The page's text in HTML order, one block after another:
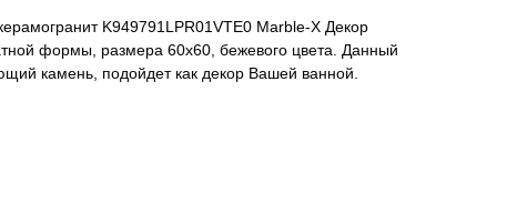
K949791LPR01VTE0 Marble-X Декор
формы, размера 60x60, бежевого цвета. Данный
камень, подойдет как декор Вашей ванной.